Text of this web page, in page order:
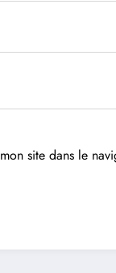
site dans le